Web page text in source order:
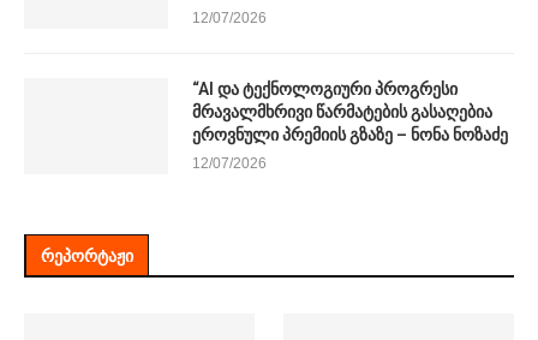
12/07/2026
“AI და ტექნოლოგიური პროგრესი
მრავალმხრივი წარმატების გასაღებია
ეროვნული პრემიის გზაზე – ნონა ნოზაძე
12/07/2026
ᲠᲔᲞᲝᲠᲢᲐᲟᲘ